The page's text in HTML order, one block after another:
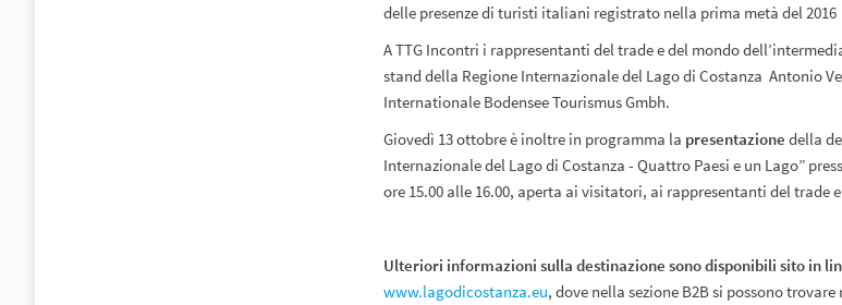
delle presenze di turisti italiani registrato nella prima metà del
A TTG Incontri i rappresentanti del trade e del mondo
stand della Regione Internazionale del Lago di Costanza Antonio
Internationale Bodensee Tourismus Gmbh.
Giovedì 13 ottobre è inoltre in programma la presentazione della
Internazionale del Lago di Costanza - Quattro Paesi e un Lago”
ore 15.00 alle 16.00, aperta ai visitatori, ai rappresentanti del trade
Ulteriori informazioni sulla destinazione sono disponibili sito in
www.lagodicostanza.eu, dove nella sezione B2B si possono